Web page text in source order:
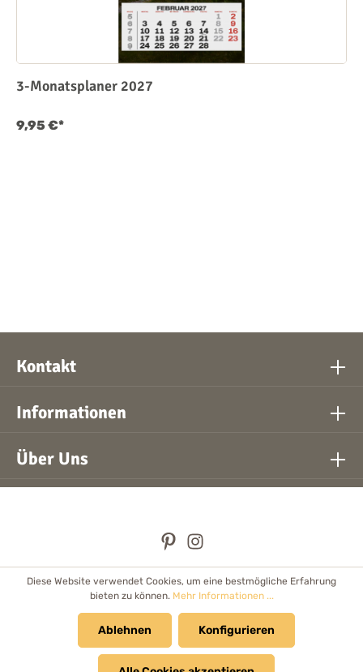
3-Monatsplaner 2027
9,95 €*
Kontakt
Informationen
Über Uns
* Alle Preise inkl. gesetzl. Mehrwertsteuer zzgl.Versandkosten
und ggf. Nachnahmegebühren, wenn nicht anders angegeben.
Händler Newsletter
Cookie Einstellungen
Kataloge & Prospekte
Diese Website verwendet Cookies, um eine bestmögliche Erfahrung
bieten zu können. Mehr Informationen ...
Ablehnen Konfigurieren